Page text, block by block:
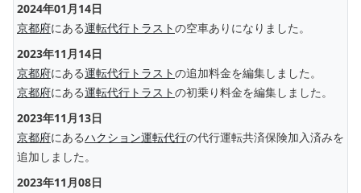
2024年01月14日
京都府にある運転代行トラストの空車ありになりました。
2023年11月14日
京都府にある運転代行トラストの追加料金を編集しました。
京都府にある運転代行トラストの初乗り料金を編集しました。
2023年11月13日
京都府にあるハクション運転代行の代行運転共済保険加入済みを
追加しました。
2023年11月08日